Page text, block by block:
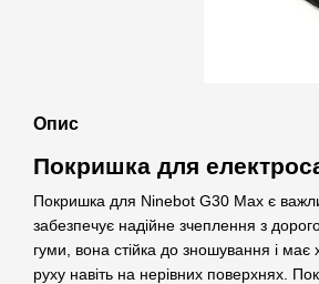
Опис
Покришка для
Покришка для Ninebot G30 Max є
забезпечує надійне зчеплення з
гуми, вона стійка до зношування і
руху навіть на нерівних поверхнях.